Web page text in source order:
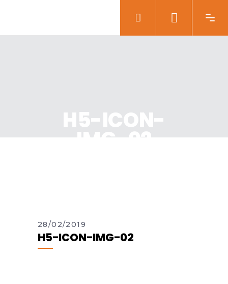
H5-ICON-
IMG-02
28/02/2019
H5-ICON-IMG-02